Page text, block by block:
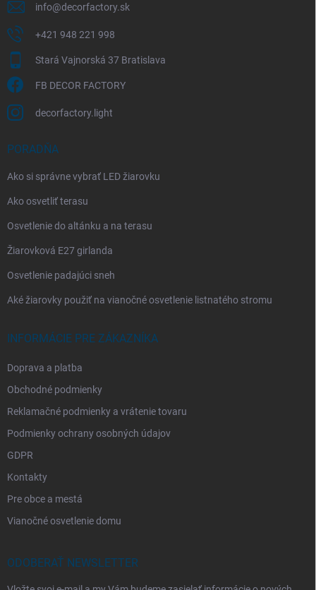
info@decorfactory.sk
+421 948 221 998
Stará Vajnorská 37 Bratislava
FB DECOR FACTORY
decorfactory.light
PORADŇA
Ako si správne vybrať LED žiarovku
Ako osvetliť terasu
Osvetlenie do altánku a na terasu
Žiarovková E27 girlanda
Osvetlenie padajúci sneh
Aké žiarovky použiť na vianočné osvetlenie listnatého stromu
INFORMÁCIE PRE ZÁKAZNÍKA
Doprava a platba
Obchodné podmienky
Reklamačné podmienky a vrátenie tovaru
Podmienky ochrany osobných údajov
GDPR
Kontakty
Pre obce a mestá
Vianočné osvetlenie domu
ODOBERAŤ NEWSLETTER